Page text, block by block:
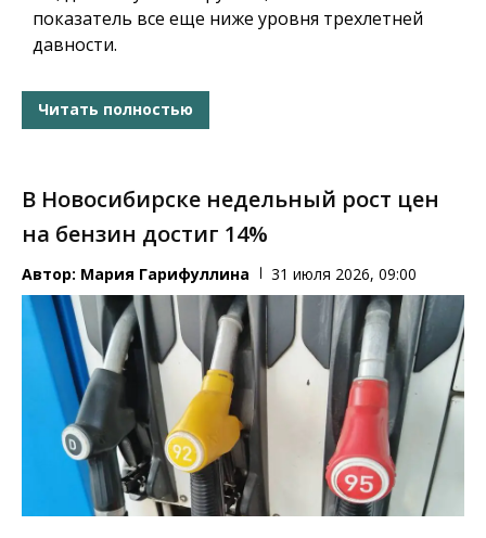
показатель все еще ниже уровня трехлетней
давности.
Читать полностью
В Новосибирске недельный рост цен
на бензин достиг 14%
Автор: Мария Гарифуллина 31 июля 2026, 09:00